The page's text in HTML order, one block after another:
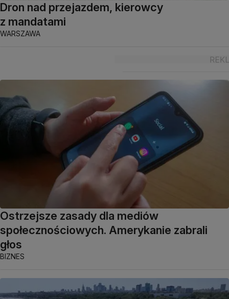
Dron nad przejazdem, kierowcy
z mandatami
WARSZAWA
Ostrzejsze zasady dla mediów
społecznościowych. Amerykanie zabrali
głos
BIZNES